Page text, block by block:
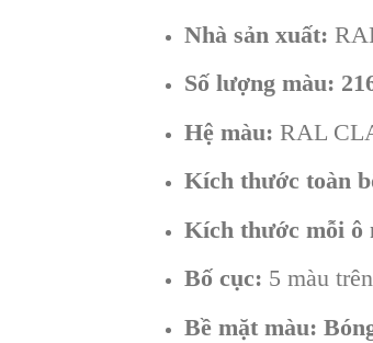
Nhà sản xuất:
Số lượng màu:
Hệ màu: RAL
Kích thước toàn
Kích thước mỗi ô
Bố cục: 5 màu
Bề mặt màu: